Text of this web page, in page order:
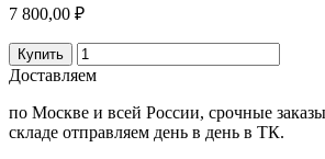
7 800,00 ₽
Купить
Доставляем
по Москве и всей России, срочные
складе отправляем день в день в ТК.